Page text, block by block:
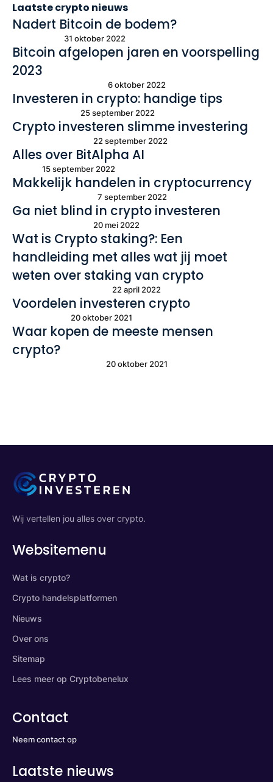
Laatste crypto nieuws
Nadert Bitcoin de bodem?
31 oktober 2022
Bitcoin afgelopen jaren en voorspelling
2023
6 oktober 2022
Investeren in crypto: handige tips
25 september 2022
Crypto investeren slimme investering
22 september 2022
Alles over BitAlpha AI
15 september 2022
Makkelijk handelen in cryptocurrency
7 september 2022
Ga niet blind in crypto investeren
20 mei 2022
Wat is Crypto staking?: Een
handleiding met alles wat jij moet
weten over staking van crypto
22 april 2022
Voordelen investeren crypto
20 oktober 2021
Waar kopen de meeste mensen
crypto?
20 oktober 2021
Wij vertellen jou alles over crypto.
Websitemenu
Wat is crypto?
Crypto handelsplatformen
Nieuws
Over ons
Sitemap
Lees meer op Cryptobenelux
Contact
Neem contact op
Laatste nieuws